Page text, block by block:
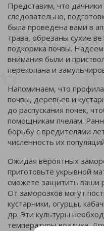
Представим, что
следовательно,
была проведена вами в
трава, обрезаны сухие
подкормка почвы.
внимания были и
перекопана и
Напоминаем, что
почвы, деревьев и
до распускания почек,
помощникам пчелам.
борьбу с вредителями
численность их
Ожидая вероятных
приготовьте укрывной
сможете защитить ваши
От заморозков могут
кустарники, огурцы,
др. Эти культуры
температуры воздуха.